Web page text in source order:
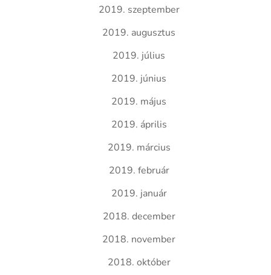
2019. szeptember
2019. augusztus
2019. július
2019. június
2019. május
2019. április
2019. március
2019. február
2019. január
2018. december
2018. november
2018. október